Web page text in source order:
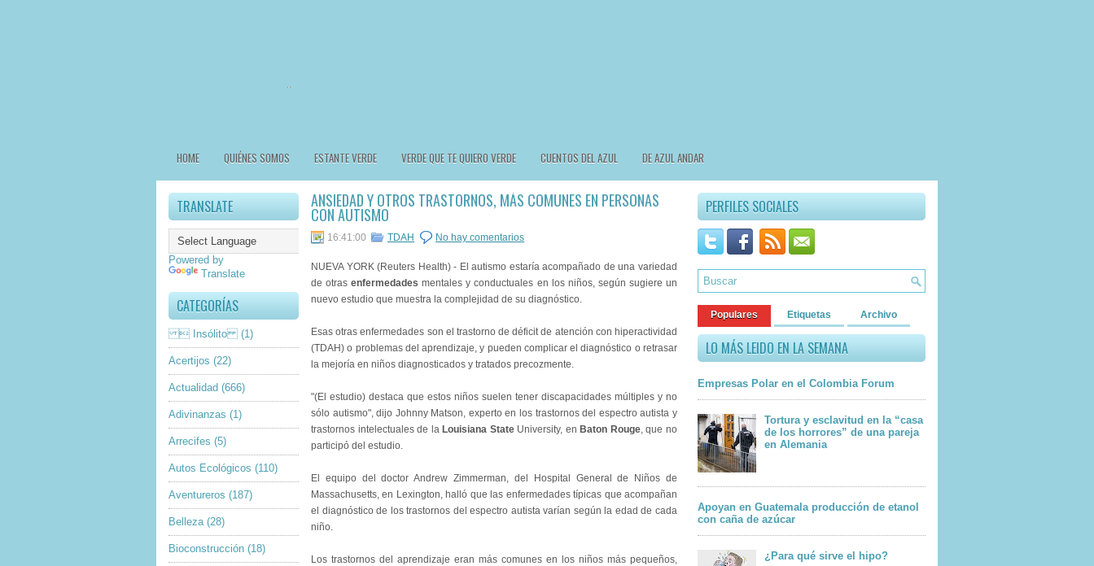
HOME QUIÉNES SOMOS ESTANTE VERDE VERDE QUE TE QUIERO VERDE CUENTOS DEL AZUL DE AZUL ANDAR
TRANSLATE
Powered by
Translate
CATEGORÍAS
 Insólito (1)
Acertijos (22)
Actualidad (666)
Adivinanzas (1)
Arrecifes (5)
Autos Ecológicos (110)
Aventureros (187)
Belleza (28)
Bioconstrucción (18)
ANSIEDAD Y OTROS TRASTORNOS, MÁS COMUNES EN PERSONAS
CON AUTISMO
16:41:00 TDAH No hay comentarios
NUEVA YORK (Reuters Health) - El autismo estaría acompañado de una variedad
de otrasenfermedades mentales y conductuales en los niños, según sugiere un
nuevo estudio que muestra la complejidad de su diagnóstico.
Esas otras enfermedades son el trastorno de déficit de atención con hiperactividad
(TDAH) o problemas del aprendizaje, y pueden complicar el diagnóstico o retrasar
la mejoría en niños diagnosticados y tratados precozmente.
"(El estudio) destaca que estos niños suelen tener discapacidades múltiples y no
sólo autismo", dijo Johnny Matson, experto en los trastornos del espectro autista y
trastornos intelectuales de la Louisiana StateUniversity, en Baton Rouge, que no
participó del estudio.
El equipo del doctor Andrew Zimmerman, del Hospital General de Niños de
Massachusetts, en Lexington, halló que las enfermedades típicas que acompañan
el diagnóstico de los trastornos del espectro autista varían según la edad de cada
niño.
Los trastornos del aprendizaje eran más comunes en los niños más pequeños,
PERFILES SOCIALES
Populares Etiquetas Archivo
LO MÁS LEIDO EN LA SEMANA
Empresas Polar en el Colombia Forum
Tortura y esclavitud en la “casa
de los horrores” de una pareja
en Alemania
Apoyan en Guatemala producción de etanol
con caña de azúcar
¿Para qué sirve el hipo?